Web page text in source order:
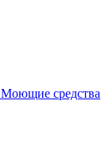
Моющие средства